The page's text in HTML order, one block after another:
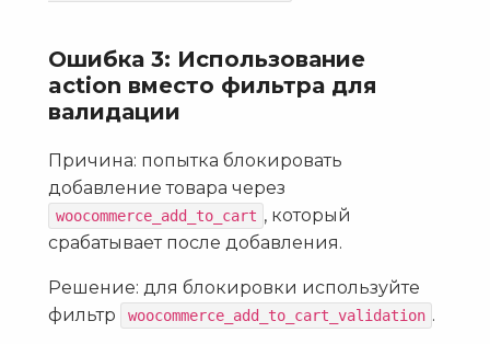
Ошибка 3: Использование
action вместо фильтра для
валидации
Причина: попытка блокировать
добавление товара через
woocommerce_add_to_cart , который
срабатывает после добавления.
Решение: для блокировки используйте
фильтр
woocommerce_add_to_cart_validation .